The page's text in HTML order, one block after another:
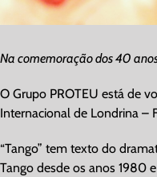
Na comemoração dos 40
O Grupo PROTEU está de
Internacional de Londrina –
“Tango” tem texto do
Tango desde os anos 1980